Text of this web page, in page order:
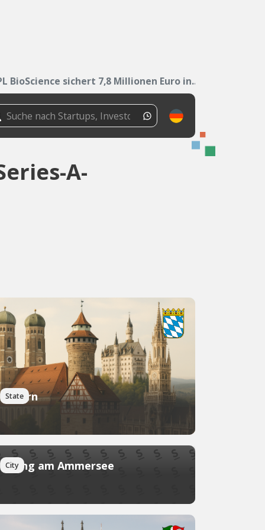
BioScience sichert 7,8 Millionen Euro in...
A-
State
Bayern
City
Eching am Ammersee